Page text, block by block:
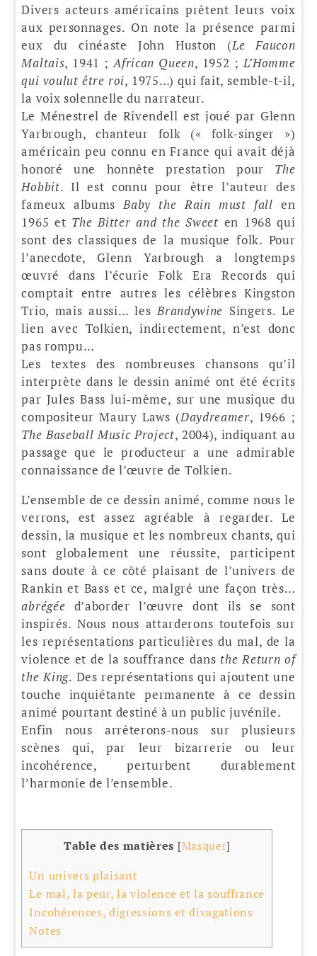
Divers acteurs américains prêtent leurs voix
aux personnages. On note la présence parmi
eux du cinéaste John Huston (Le Faucon
Maltais, 1941 ;African Queen, 1952 ;L’Homme
qui voulut être roi, 1975…) qui fait, semble-t-il,
la voix solennelle du narrateur.
Le Ménestrel de Rivendell est joué par Glenn
Yarbrough, chanteur folk (« folk-singer »)
américain peu connu en France qui avait déjà
honoré une honnête prestation pour The
Hobbit. Il est connu pour être l’auteur des
fameux albumsBaby the Rain must fall en
1965 et The Bitter and the Sweet en 1968 qui
sont des classiques de la musique folk. Pour
l’anecdote, Glenn Yarbrough a longtemps
œuvré dans l’écurie Folk Era Records qui
comptait entre autres les célèbres Kingston
Trio, mais aussi… lesBrandywine Singers. Le
lien avec Tolkien, indirectement, n’est donc
pas rompu…
Les textes des nombreuses chansons qu’il
interprète dans le dessin animé ont été écrits
par Jules Bass lui-même, sur une musique du
compositeur Maury Laws (Daydreamer, 1966 ;
The Baseball Music Project, 2004), indiquant au
passage que le producteur a une admirable
connaissance de l’œuvre de Tolkien.
L’ensemble de ce dessin animé, comme nous le
verrons, est assez agréable à regarder. Le
dessin, la musique et les nombreux chants, qui
sont globalement une réussite, participent
sans doute à ce côté plaisant de l’univers de
Rankin et Bass et ce, malgré une façon très…
abrégée d’aborder l’œuvre dont ils se sont
inspirés. Nous nous attarderons toutefois sur
les représentations particulières du mal, de la
violence et de la souffrance dans the Return of
the King. Des représentations qui ajoutent une
touche inquiétante permanente à ce dessin
animé pourtant destiné à un public juvénile.
Enfin nous arrêterons-nous sur plusieurs
scènes qui, par leur bizarrerie ou leur
incohérence, perturbent durablement
l’harmonie de l’ensemble.
Table des matières [Masquer]
Un univers plaisant
Le mal, la peur, la violence et la souffrance
Incohérences, digressions et divagations
Notes